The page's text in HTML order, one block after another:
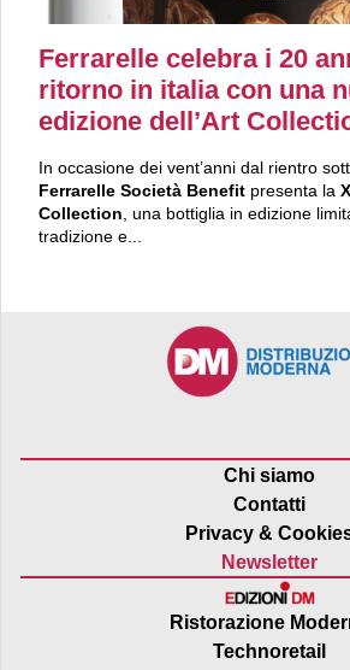
Ferrarelle celebra i 20
ritorno in italia con una
edizione dell’Art
In occasione dei vent’anni dal rientro
Ferrarelle Società Benefit presenta la
Collection , una bottiglia in edizione
tradizione e...
Chi siamo
Contatti
Privacy &
Newsletter
Ristorazione
Technoretail